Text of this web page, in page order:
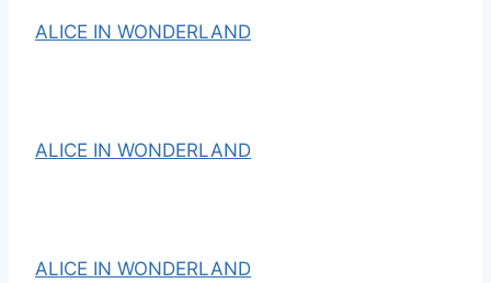
ALICE IN WONDERLAND
ALICE IN WONDERLAND
ALICE IN WONDERLAND